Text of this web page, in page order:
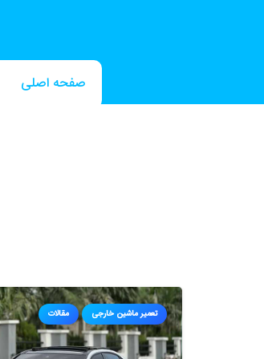
صفحه اصلی
تعمیر ماشین خارجی مقالات